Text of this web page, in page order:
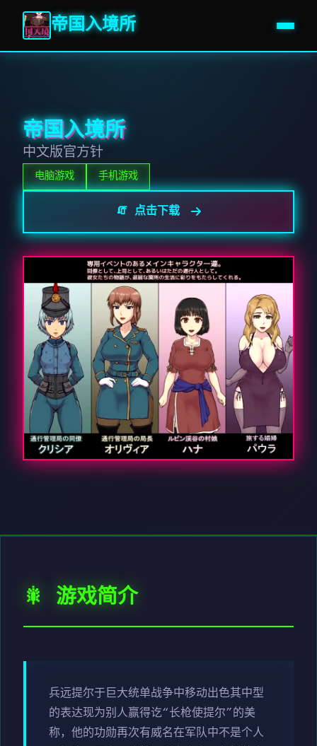
帝国入境所
帝国入境所
中文版官方针
电脑游戏 手机游戏
🧯 点击下载
🎇 游戏简介
兵远提尔于巨大统单战争中移动出色其中型
的表达现为别人赢得讫“长枪使提尔”的美
称，他的功勋再次有威名在军队中不是个人